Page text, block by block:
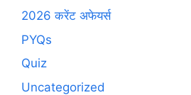
2026 करेंट अफेयर्स
PYQs
Quiz
Uncategorized